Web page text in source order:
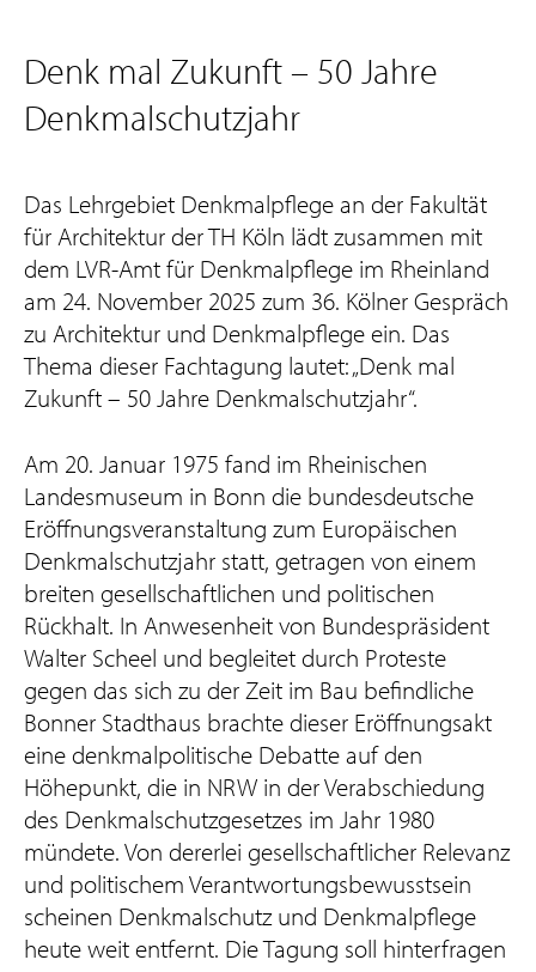
Denk mal Zukunft – 50 Jahre
Denkmalschutzjahr
Das Lehrgebiet Denkmalpflege an der Fakultät
für Architektur der TH Köln lädt zusammen mit
dem LVR-Amt für Denkmalpflege im Rheinland
am 24. November 2025 zum 36. Kölner Gespräch
zu Architektur und Denkmalpflege ein. Das
Thema dieser Fachtagung lautet: „Denk mal
Zukunft – 50 Jahre Denkmalschutzjahr“.
Am 20. Januar 1975 fand im Rheinischen
Landesmuseum in Bonn die bundesdeutsche
Eröffnungsveranstaltung zum Europäischen
Denkmalschutzjahr statt, getragen von einem
breiten gesellschaftlichen und politischen
Rückhalt. In Anwesenheit von Bundespräsident
Walter Scheel und begleitet durch Proteste
gegen das sich zu der Zeit im Bau befindliche
Bonner Stadthaus brachte dieser Eröffnungsakt
eine denkmalpolitische Debatte auf den
Höhepunkt, die in NRW in der Verabschiedung
des Denkmalschutzgesetzes im Jahr 1980
mündete. Von dererlei gesellschaftlicher Relevanz
und politischem Verantwortungsbewusstsein
scheinen Denkmalschutz und Denkmalpflege
heute weit entfernt. Die Tagung soll hinterfragen